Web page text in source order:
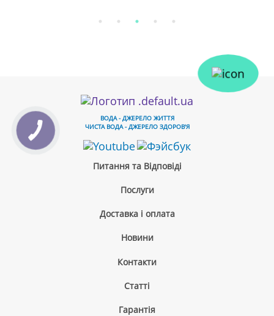
ВОДА - ДЖЕРЕЛО ЖИТТЯ
ЧИСТА ВОДА - ДЖЕРЕЛО ЗДОРОВ'Я
Питання та Відповіді
Послуги
Доставка і оплата
Новини
Контакти
Cтатті
Гарантія